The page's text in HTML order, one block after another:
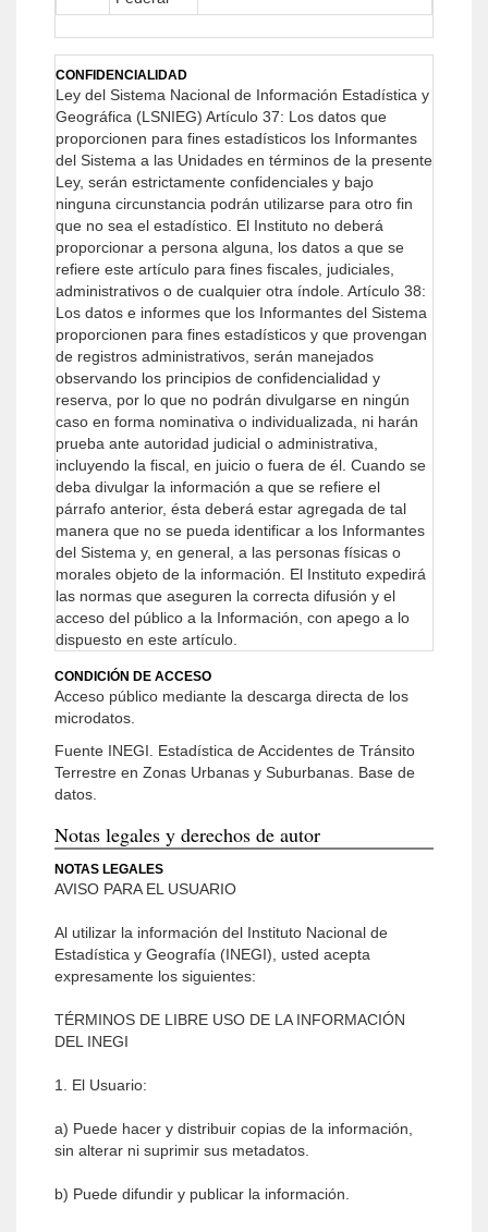
CONFIDENCIALIDAD
Ley del Sistema Nacional de Información Estadística y
Geográfica (LSNIEG) Artículo 37: Los datos que
proporcionen para fines estadísticos los Informantes
del Sistema a las Unidades en términos de la presente
Ley, serán estrictamente confidenciales y bajo
ninguna circunstancia podrán utilizarse para otro fin
que no sea el estadístico. El Instituto no deberá
proporcionar a persona alguna, los datos a que se
refiere este artículo para fines fiscales, judiciales,
administrativos o de cualquier otra índole. Artículo 38:
Los datos e informes que los Informantes del Sistema
proporcionen para fines estadísticos y que provengan
de registros administrativos, serán manejados
observando los principios de confidencialidad y
reserva, por lo que no podrán divulgarse en ningún
caso en forma nominativa o individualizada, ni harán
prueba ante autoridad judicial o administrativa,
incluyendo la fiscal, en juicio o fuera de él. Cuando se
deba divulgar la información a que se refiere el
párrafo anterior, ésta deberá estar agregada de tal
manera que no se pueda identificar a los Informantes
del Sistema y, en general, a las personas físicas o
morales objeto de la información.
El Instituto expedirá
las normas que aseguren la correcta difusión y el
acceso del público a la Información, con apego a lo
dispuesto en este artículo.
CONDICIÓN DE ACCESO
Acceso público mediante la descarga directa de los
microdatos.
Fuente INEGI. Estadística de Accidentes de Tránsito
Terrestre en Zonas Urbanas y Suburbanas. Base de
datos.
Notas legales y derechos de autor
NOTAS LEGALES
AVISO PARA EL USUARIO
Al utilizar la información del Instituto Nacional de
Estadística y Geografía (INEGI), usted acepta
expresamente los siguientes:
TÉRMINOS DE LIBRE USO DE LA INFORMACIÓN
DEL INEGI
1. El Usuario:
a) Puede hacer y distribuir copias de la información,
sin alterar ni suprimir sus metadatos.
b) Puede difundir y publicar la información.